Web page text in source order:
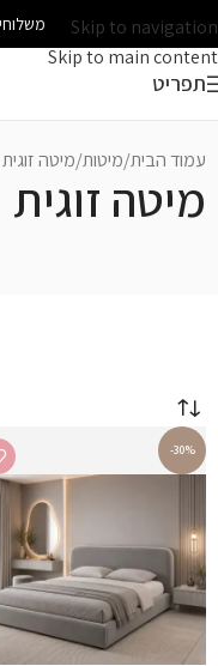
Skip to navigation
Skip to main content
תפריט
עמוד הבית מיטות מיטה זוגית
מיטה זוגית
-30%